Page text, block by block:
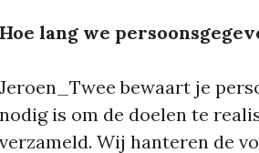
Hoe lang we
Jeroen_Twee bewaart je
nodig is om de doelen te
verzameld. Wij hanteren de